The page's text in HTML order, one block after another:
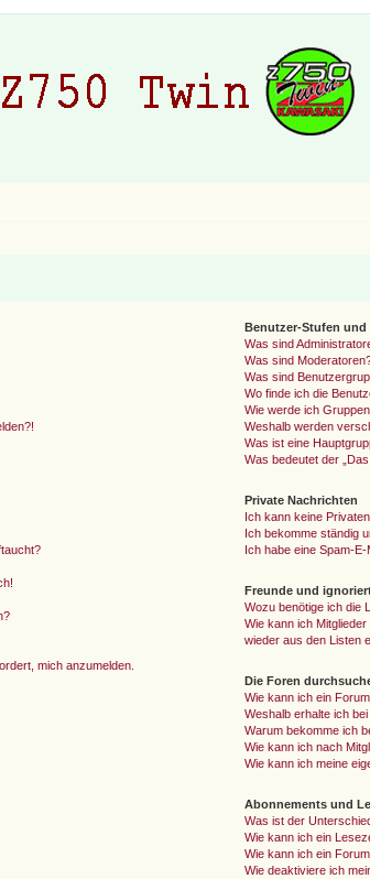
mich anzumelden.
Benutzer-Stufen und
Was sind
Was sind
Was sind
Wo finde ich die
Wie werde ich
Weshalb werden
Was ist eine
Was bedeutet der
Private Nachrichten
Ich kann keine
Ich bekomme ständig
Ich habe eine Spam-
Freunde und
Wozu benötige ich die
Wie kann ich
wieder aus den Listen
Die Foren
Wie kann ich ein
Weshalb erhalte ich
Warum bekomme ich
Wie kann ich nach
Wie kann ich meine
Abonnements und
Was ist der
Wie kann ich ein
Wie kann ich ein
Wie deaktiviere ich